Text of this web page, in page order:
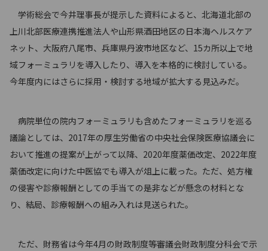
学術総会で今井理事長が提示した資料によると、北海道北部の
上川北部医療連携推進法人や山形県酒田地区の日本海ヘルスケア
ネット、大阪府八尾市、兵庫県丹波市地区など、15カ所以上で地
域フォーミュラリを導入したり、導入を本格的に検討している。
今年度内にはさらに採用・検討する地域が拡大する見込みだ。
病院単位の院内フォーミュラリも含めたフォーミュラリを巡る
議論としては、2017年の厚生労働省の中央社会保険医療協議会に
おいて推進の提案が上がって以降、2020年度薬価改定、2022年度
薬価改定に向けた中医協でも導入が俎上に載った。ただ、処方権
の侵害や診療報酬としての手当ての是非などが懸念の材料とな
り、結局、診療報酬への組み入れは見送られた。
ただ、財務省は今年4月の財政制度等審議会財政制度分科会で示